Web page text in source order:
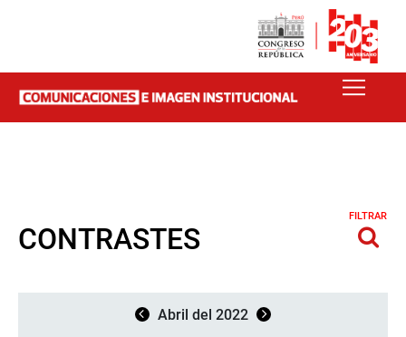
CONTRASTES
FILTRAR
Abril del 2022